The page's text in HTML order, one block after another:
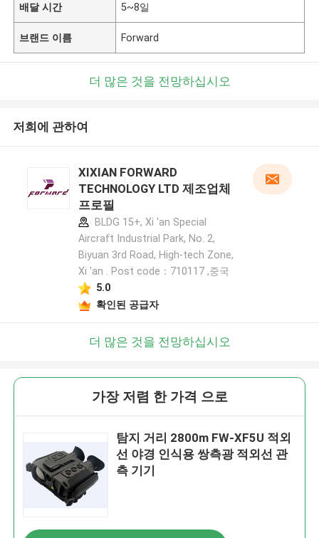
배달 시간 5~8일
브랜드 이름 Forward
더 많은 것을 전망하십시오
저희에 관하여
XIXIAN FORWARD
TECHNOLOGY LTD 제조업체
프로필
BLDG 15+, Xi 'an Special
Aircraft Industrial Park, No. 2,
Biyuan 3rd Road, High-tech Zone,
Xi 'an . Post code：710117 ,중국
5.0
확인된 공급자
더 많은 것을 전망하십시오
가장 저렴 한 가격 으로
탐지 거리 2800m FW-XF5U 적외
선 야경 인식용 쌍측광 적외선 관
측 기기